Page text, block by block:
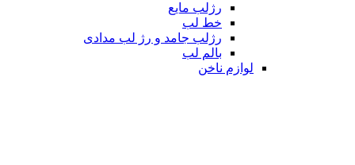
رژلب مایع
خط لب
رژلب جامد و رژ لب مدادی
بالم لب
لوازم ناخن